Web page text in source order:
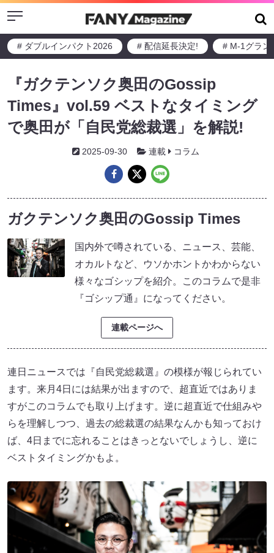
Menu
# ダブルインパクト2026 # 配信延長決定! # M-1グラン
『ガクテンソク奥田のGossip
Times』vol.59 ベストなタイミング
で奥田が「自民党総裁選」を解説!
2025-09-30 連載 コラム
ガクテンソク奥田のGossip Times
国内外で噂されている、ニュース、芸能、
オカルトなど、ウソかホントかわからない
様々なゴシップを紹介。このコラムで是非
『ゴシップ通』になってください。
連載ページへ
連日ニュースでは『自民党総裁選』の模様が報じられてい
ます。来月4日には結果が出ますので、超直近ではありま
すがこのコラムでも取り上げます。逆に超直近で仕組みや
らを理解しつつ、過去の総裁選の結果なんかも知っておけ
ば、4日までに忘れることはきっとないでしょうし、逆に
ベストタイミングかもよ。